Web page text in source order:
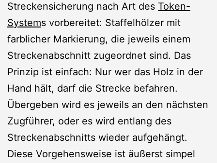
Streckensicherung nach Art des Token-
Systems vorbereitet: Staffelhölzer mit
farblicher Markierung, die jeweils einem
Streckenabschnitt zugeordnet sind. Das
Prinzip ist einfach: Nur wer das Holz in der
Hand hält, darf die Strecke befahren.
Übergeben wird es jeweils an den nächsten
Zugführer, oder es wird entlang des
Streckenabschnitts wieder aufgehängt.
Diese Vorgehensweise ist äußerst simpel